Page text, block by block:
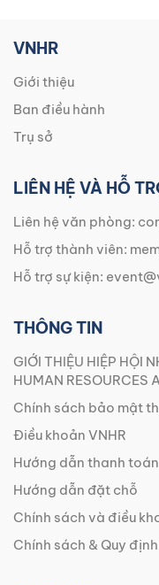
VNHR
Giới thiệu
Ban điều hành
Trụ sở
LIÊN HỆ VÀ HỖ
Liên hệ văn phòng:
Hỗ trợ thành viên:
Hỗ trợ sự kiện:
THÔNG TIN
GIỚI THIỆU HIỆP HỘI
HUMAN RESOURCES
Chính sách bảo mật
Điều khoản VNHR
Hướng dẫn thanh toán
Hướng dẫn đặt chỗ
Chính sách và điều
Chính sách & Quy